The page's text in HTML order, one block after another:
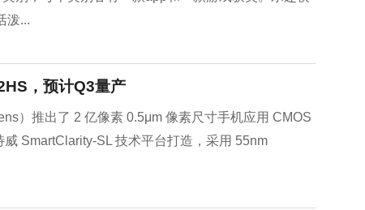
泼...
，预计Q3量产
）推出了 2 亿像素 0.5μm 像素尺寸手机应用 CMOS
SmartClarity-SL 技术平台打造，采用 55nm